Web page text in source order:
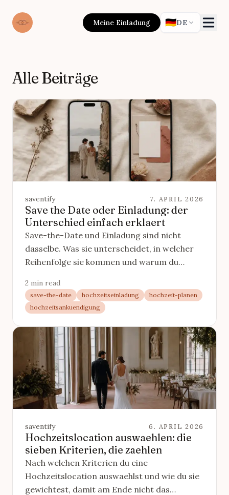
Meine Einladung 🇩🇪DE
Alle Beiträge
saventify 7. APRIL 2026
Save the Date oder Einladung: der
Unterschied einfach erklaert
Save-the-Date und Einladung sind nicht
dasselbe. Was sie unterscheidet, in welcher
Reihenfolge sie kommen und warum du
2 min read
save-the-date hochzeitseinladung
hochzeit-planen
hochzeitsankuendigung
saventify 6. APRIL 2026
Hochzeitslocation auswaehlen: die
sieben Kriterien, die zaehlen
Nach welchen Kriterien du eine
Hochzeitslocation auswaehlst und wie du sie
gewichtest, damit am Ende nicht das